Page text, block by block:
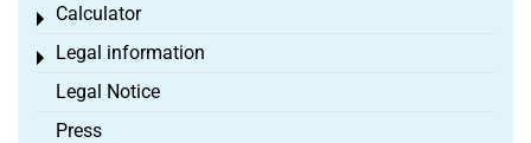
Calculator
Toggle menu
Legal information
Toggle menu
Legal Notice
Press